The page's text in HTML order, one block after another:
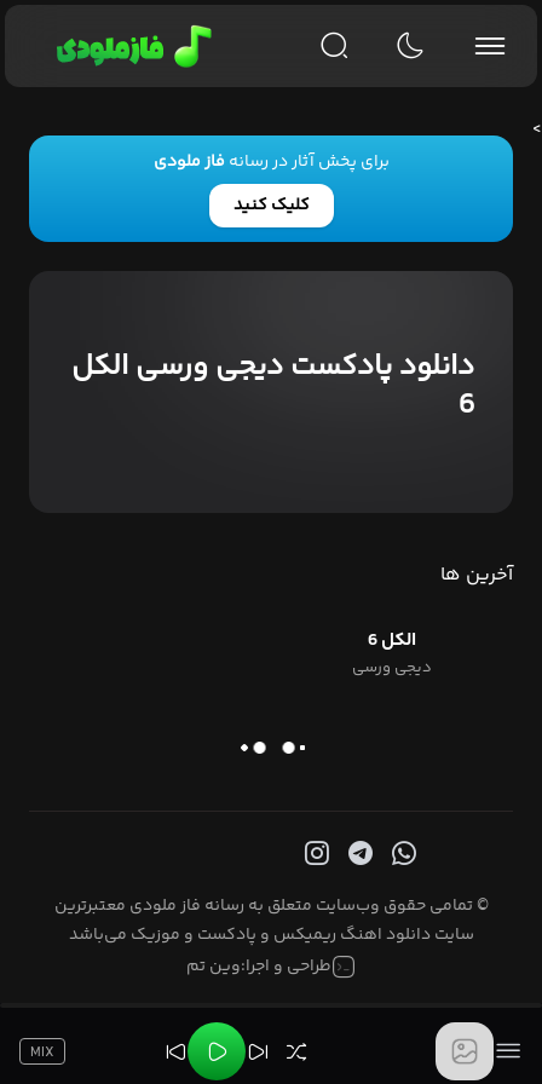
برای پخش آثار در رسانهفاز ملودی
کلیک کنید
دانلود پادکست دیجی ورسی الکل
6
آخرین ها
الکل 6
دیجی ورسی
© تمامی حقوق وب‌سایت متعلق به رسانه فاز ملودی معتبرترین
سایت دانلود اهنگ ریمیکس و پادکست و موزیک می‌باشد
طراحی و اجرا:وین تم
MIX
>